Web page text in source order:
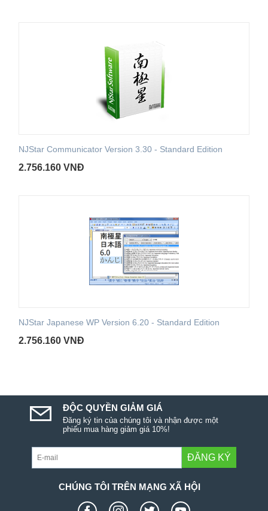
NJStar Communicator Version 3.30 - Standard Edition
2.756.160 VNĐ
NJStar Japanese WP Version 6.20 - Standard Edition
2.756.160 VNĐ
ĐỘC QUYỀN GIẢM GIÁ
Đăng ký tin của chúng tôi và nhận được một
phiếu mua hàng giảm giá 10%!
ĐĂNG KÝ
CHÚNG TÔI TRÊN MẠNG XÃ HỘI